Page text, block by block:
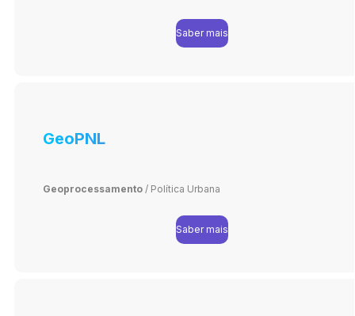
Saber mais
GeoPNL
Geoprocessamento/ Política Urbana
Saber mais